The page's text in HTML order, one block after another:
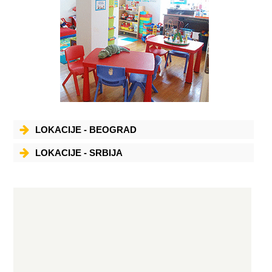
nacin, je mesto zabave koje inspiriše decu različitih uzrasta. Laseri
različitih boja, karaoke, muzički sistemi sa ogromnom ponudom
najsavremenijih muzičkih hitova. Pinjate, balon dekoracije kao
dodatne usluge uz mogućnost snimanja rođendana kamerom su
usluge koje možete dobiti na jednom mestu. Obezbeđen je i poseban
bar za roditelje pušače, koji mogu uz povlašćene cene pića i preko
LCD-a, propratiti svoje najmlađe. ROĐENDAONICA Poštovani roditelji,
da bi rođendan protekao dobro, na vaše i naše zadovoljstvo, potrebno
je da se u rođendaonici pridržavamo sledećih pravila: 1. Ukoliko niste
sa nama ugovorili paket usluga koji podrazumeva piće i torte u našoj
organizaciji, a želite da decu poslužite, potrebno je da donesete tortu
sa svećicama i piće koji poseduju deklaracije. Pribor za jelo za
jednokratnu upotrebu mi obezbedjujemo (kartonske tanjiriće,
strane gostiju, plaća korisnik naših usluga, tj. zakupac termina za
organizaciju rodjenadana. 3. Na raspolaganju su Vam naši animatori i
rodjendan je 15 minuta pre zakazanog termina, a odlazak najkasnije 15
minuta posle završetka termina. 5. Deca do 3 godina moraju biti u
LOKACIJE - BEOGRAD
LOKACIJE - SRBIJA